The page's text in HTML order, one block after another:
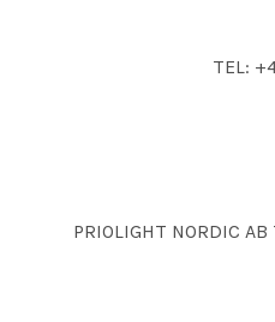
TEL:
PRIOLIGHT NORDIC AB